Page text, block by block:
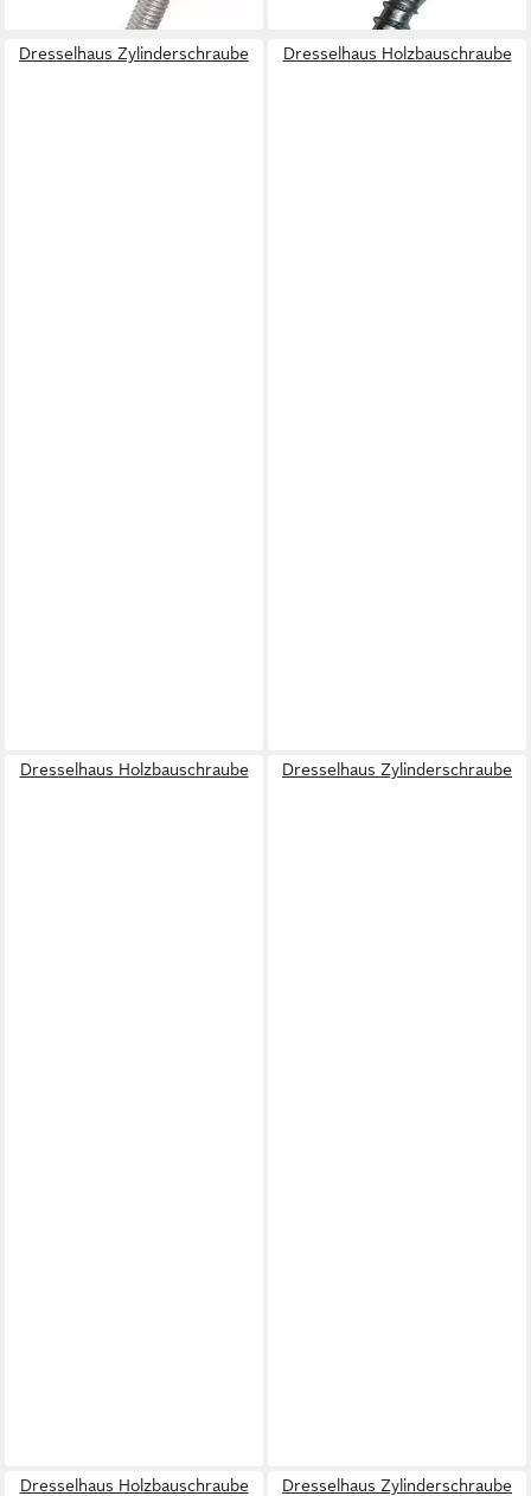
Dresselhaus Zylinderschraube Dresselhaus Holzbauschraube
Dresselhaus Holzbauschraube Dresselhaus Zylinderschraube
Dresselhaus Holzbauschraube Dresselhaus Zylinderschraube